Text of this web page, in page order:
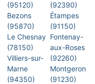
(95120)
Bezons
(95870)
Le Chesnay
(78150)
Villiers-sur-
Marne
(94350)
(92390)
Étampes
(91150)
Fontenay-
aux-Roses
(92260)
Montgeron
(91230)